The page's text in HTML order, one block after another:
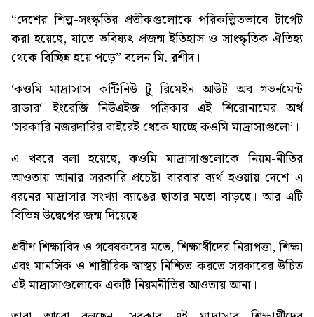
“দেশের শিল্প-সংস্কৃতির প্রতীকগুলোকে পরিকল্পিতভাবে টার্গেট
করা হয়েছে, যাতে ভবিষ্যৎ প্রজন্ম ইতিহাস ও সাংস্কৃতিক ঐতিহ্য
থেকে বিচ্ছিন্ন হয়ে পড়ে” বলেন মি. রশীদ।
‘কওমি মাদ্রাসাস কন্টিনিউ টু রিমেইন আউট অব গভর্নমেন্ট
রাডার‘ ইংরেজি নিউএইজ পত্রিকার এই শিরোনামের অর্থ
‘সরকারি নজরদারির বাইরেই থেকে যাচ্ছে কওমি মাদ্রাসাগুলো’।
এ খবরে বলা হয়েছে, কওমি মাদ্রাসাগুলোকে নিয়ম-নীতির
আওতায় আনার সরকারি প্রচেষ্টা বারবার ব্যর্থ হওয়ায় দেশে এ
ধরনের মাদ্রাসার সংখ্যা ব্যাঙের ছাতার মতো বাড়ছে। আর এটি
বিভিন্ন উদ্বেগের জন্ম দিয়েছে।
প্রবীণ শিক্ষাবিদ ও গবেষকদের মতে, শিক্ষার্থীদের নিরাপত্তা, শিক্ষা
এবং মানসিক ও শারীরিক স্বাস্থ্য নিশ্চিত করতে সরকারের উচিত
এই মাদ্রাসাগুলোকে একটি নিয়মনীতির আওতায় আনা।